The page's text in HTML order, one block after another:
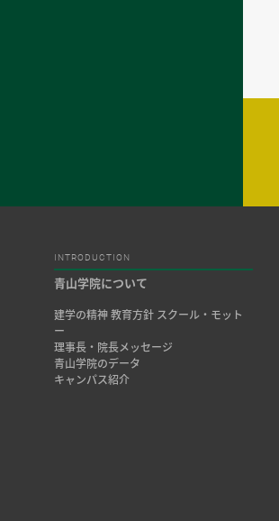
INTRODUCTION
青山学院について
建学の精神 教育方針 スクール・モット
ー
理事長・院長メッセージ
青山学院のデータ
キャンパス紹介